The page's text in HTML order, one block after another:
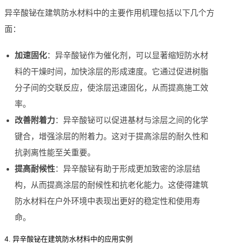
异辛酸铋在建筑防水材料中的主要作用机理包括以下几个方
面：
加速固化：异辛酸铋作为催化剂，可以显著缩短防水材
料的干燥时间，加快涂层的形成速度。它通过促进树脂
分子间的交联反应，使涂层迅速固化，从而提高施工效
率。
改善附着力：异辛酸铋可以促进基材与涂层之间的化学
键合，增强涂层的附着力。这对于提高涂层的耐久性和
抗剥离性能至关重要。
提高耐候性：异辛酸铋有助于形成更加致密的涂层结
构，从而提高涂层的耐候性和抗老化能力。这使得建筑
防水材料在户外环境中表现出更好的稳定性和使用寿
命。
4. 异辛酸铋在建筑防水材料中的应用实例